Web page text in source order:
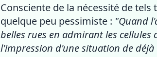
Consciente de la nécessité de
quelque peu pessimiste : "Quand
belles rues en admirant les
l'impression d'une situation de déjà